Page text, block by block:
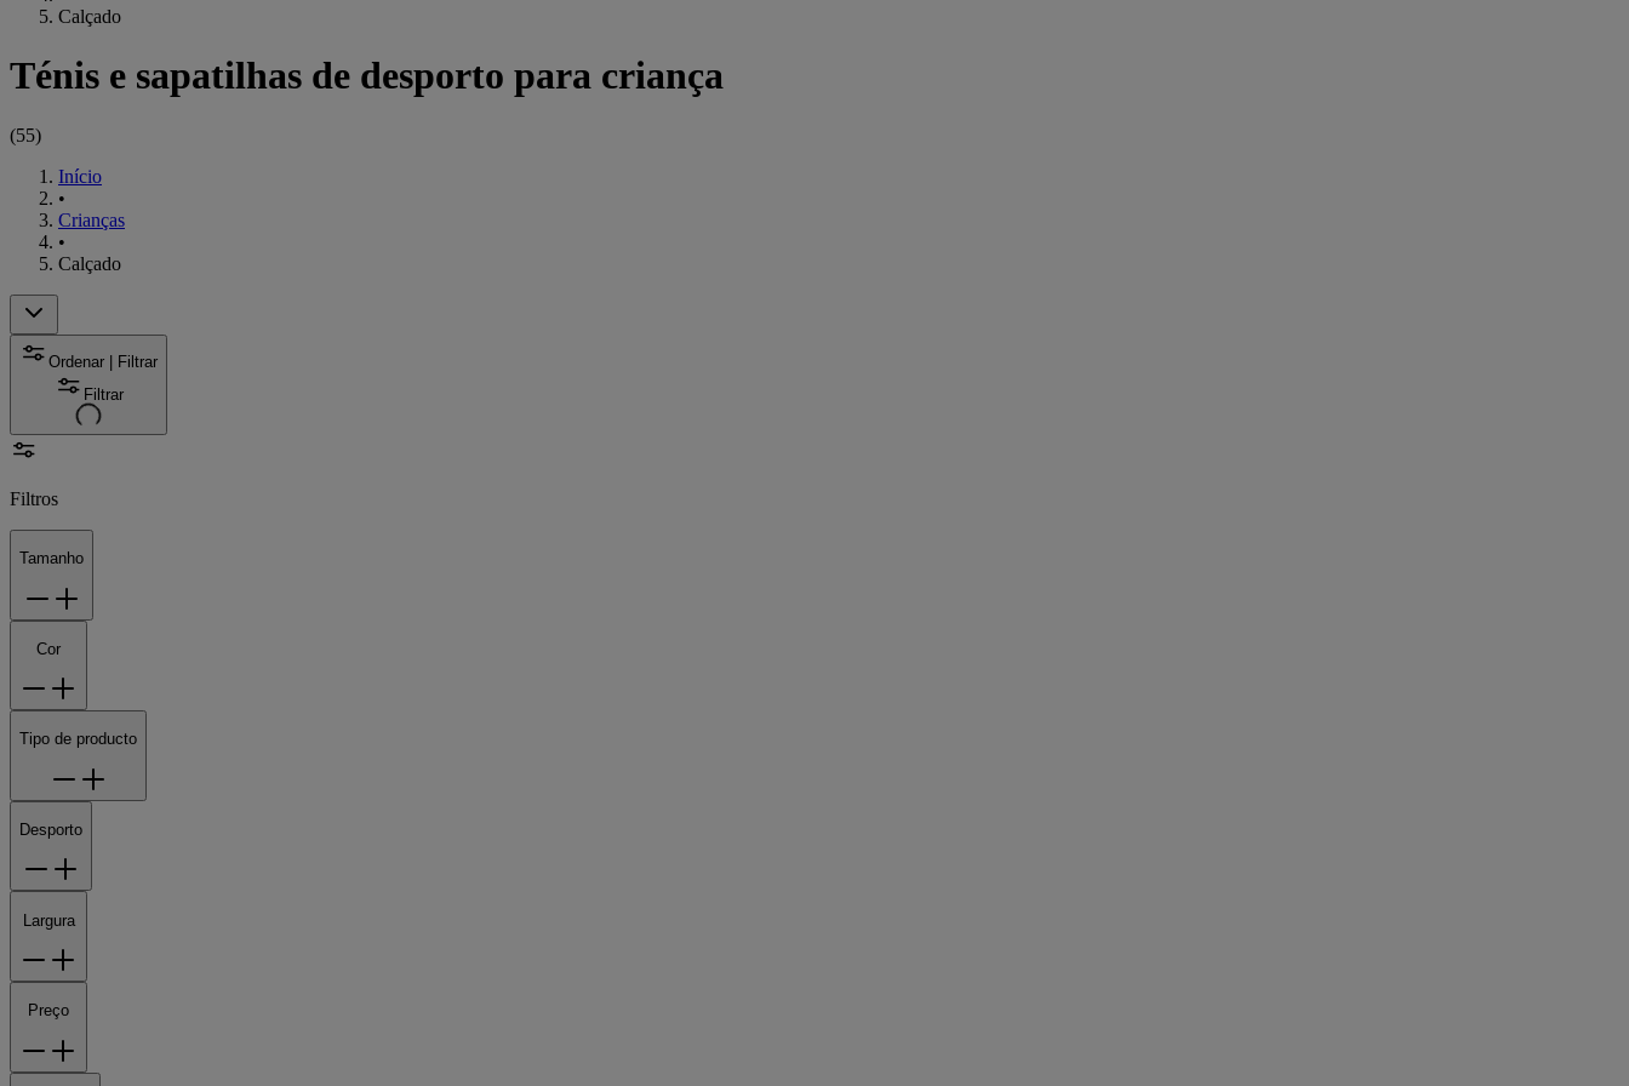
Calçado
Ténis e sapatilhas de desporto para criança
(55)
Início
•
Crianças
•
Calçado
Ordenar | Filtrar
Filtrar
Filtros
Tamanho
Cor
Tipo de producto
Desporto
Largura
Preço